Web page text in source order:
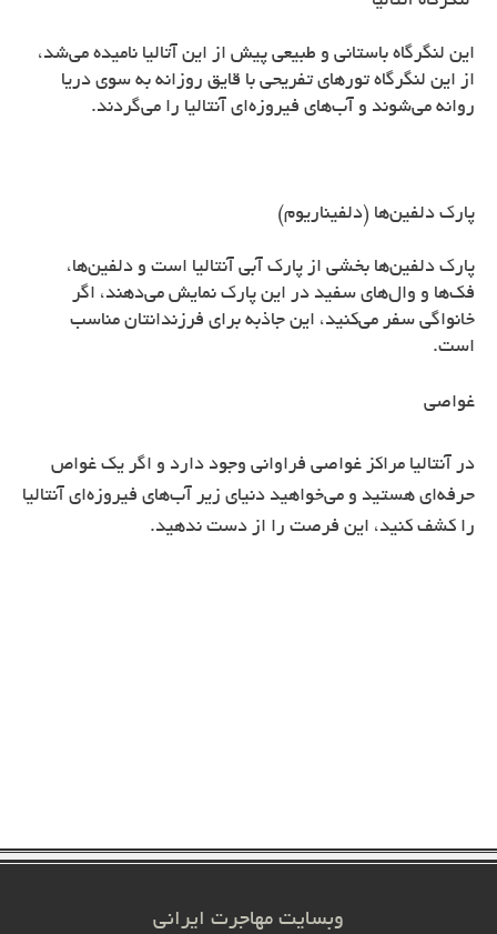
این لنگرگاه باستانی و طبیعی پیش از این آتالیا نامیده می‌شد،
از این لنگرگاه تورهای تفریحی با قایق روزانه به سوی دریا
روانه می‌شوند و آب‌های فیروزه‌ای آنتالیا را می‌گردند.
پارک دلفین‌ها (دلفیناریوم)
پارک دلفین‌ها بخشی از پارک آبی آنتالیا است و دلفین‌ها،
فک‌ها و وال‌های سفید در این پارک نمایش می‌دهند، اگر
خانواگی سفر می‌کنید، این جاذبه برای فرزندانتان مناسب
است.
غواصی
در آنتالیا مراکز غواصی فراوانی وجود دارد و اگر یک غواص
حرفه‌ای هستید و می‌خواهید دنیای زیر آب‌های فیروزه‌ای آنتالیا
را کشف کنید، این فرصت را از دست ندهید.
وبسایت مهاجرت ایرانی